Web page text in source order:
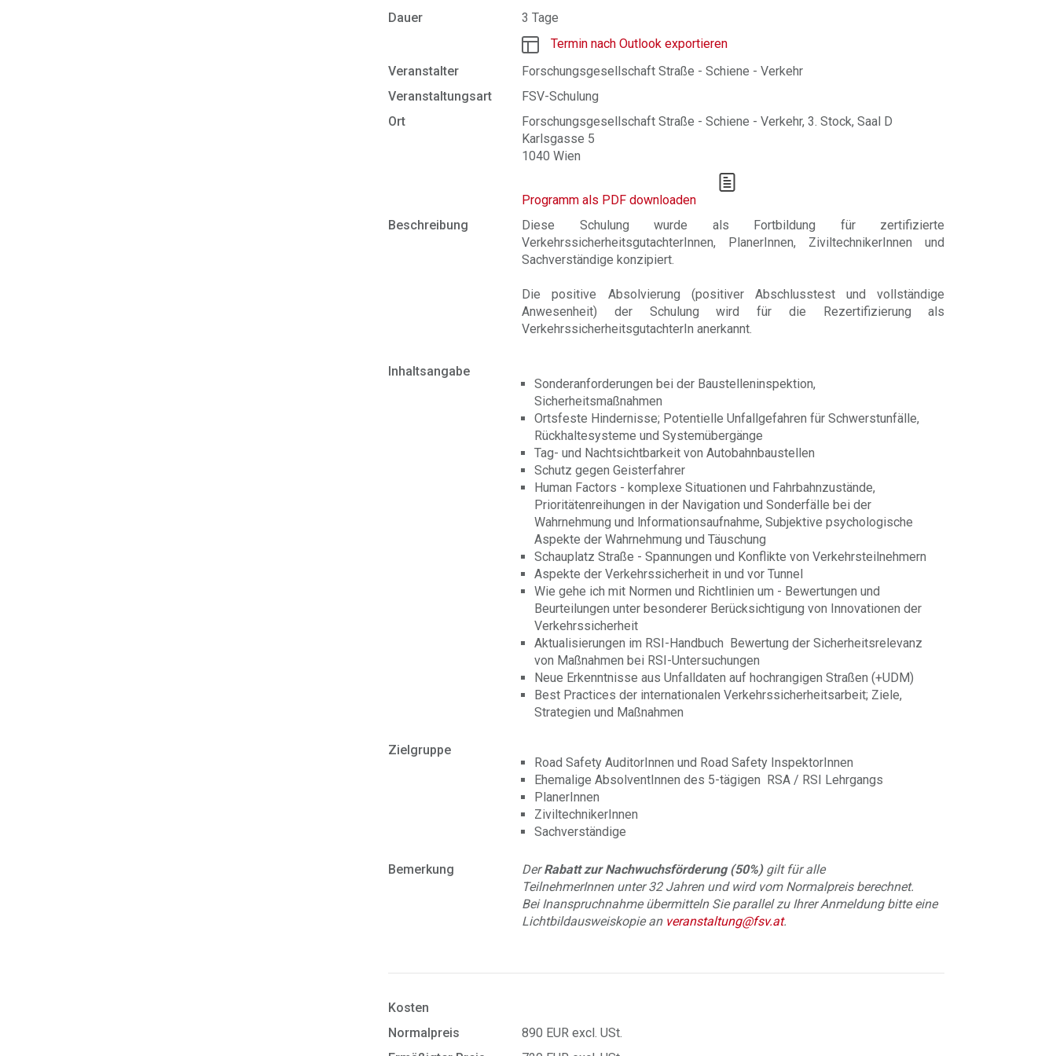
Dauer
3 Tage
Termin nach Outlook exportieren
Veranstalter
Forschungsgesellschaft Straße - Schiene - Verkehr
Veranstaltungsart
FSV-Schulung
Ort
Forschungsgesellschaft Straße - Schiene - Verkehr, 3. Stock, Saal D
Karlsgasse 5
1040 Wien
Programm als PDF downloaden
Beschreibung
Diese Schulung wurde als Fortbildung für zertifizierte
VerkehrssicherheitsgutachterInnen, PlanerInnen, ZiviltechnikerInnen und
Sachverständige konzipiert.
Die positive Absolvierung (positiver Abschlusstest und vollständige
Anwesenheit) der Schulung wird für die Rezertifizierung als
VerkehrssicherheitsgutachterIn anerkannt.
Inhaltsangabe
Sonderanforderungen bei der Baustelleninspektion,
Sicherheitsmaßnahmen
Ortsfeste Hindernisse; Potentielle Unfallgefahren für Schwerstunfälle,
Rückhaltesysteme und Systemübergänge
Tag- und Nachtsichtbarkeit von Autobahnbaustellen
Schutz gegen Geisterfahrer
Human Factors - komplexe Situationen und Fahrbahnzustände,
Prioritätenreihungen in der Navigation und Sonderfälle bei der
Wahrnehmung und lnformationsaufnahme, Subjektive psychologische
Aspekte der Wahrnehmung und Täuschung
Schauplatz Straße - Spannungen und Konflikte von Verkehrsteilnehmern
Aspekte der Verkehrssicherheit in und vor Tunnel
Wie gehe ich mit Normen und Richtlinien um - Bewertungen und
Beurteilungen unter besonderer Berücksichtigung von Innovationen der
Verkehrssicherheit
Aktualisierungen im RSI-Handbuch Bewertung der Sicherheitsrelevanz
von Maßnahmen bei RSI-Untersuchungen
Neue Erkenntnisse aus Unfalldaten auf hochrangigen Straßen (+UDM)
Best Practices der internationalen Verkehrssicherheitsarbeit; Ziele,
Strategien und Maßnahmen
Zielgruppe
Road Safety AuditorInnen und Road Safety InspektorInnen
Ehemalige AbsolventInnen des 5-tägigen RSA / RSI Lehrgangs
PlanerInnen
ZiviltechnikerInnen
Sachverständige
Bemerkung DerRabatt zur Nachwuchsförderung (50%)gilt für alle
TeilnehmerInnen unter 32 Jahren und wird vom Normalpreis berechnet.
Bei Inanspruchnahme übermitteln Sie parallel zu Ihrer Anmeldung bitte eine
Lichtbildausweiskopie an veranstaltung@fsv.at.
Kosten
Normalpreis
890 EUR excl. USt.